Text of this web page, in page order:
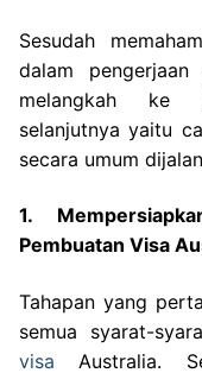
Sesudah
dalam
melangkah ke
selanjutnya yaitu
secara umum
1.
Pembuatan Visa
Tahapan yang
semua syarat-
visa Australia.